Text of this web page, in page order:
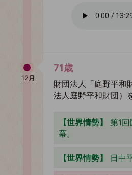
12月
71歳
財団法人「庭野平和
法人庭野平和財団）
【世界情勢】
第1
幕。
【世界情勢】 日中